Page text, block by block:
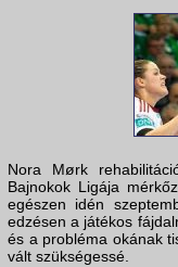
Nora Mørk
Bajnokok Ligája
egészen idén
edzésen a játékos
és a probléma okának
vált szükségessé.